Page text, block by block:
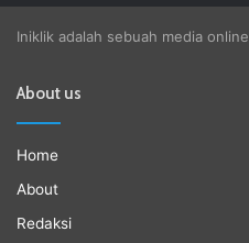
Iniklik adalah sebuah media online
About us
Home
About
Redaksi